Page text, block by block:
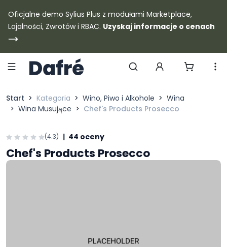
Dafre
Oficjalne demo Sylius Plus z modułami Marketplace,
Lojalności, Zwrotów i RBAC. Uzyskaj informacje o cenach
Start
Kategoria Wino, Piwo i Alkohole
Wina
Wina Musujące
Chef's Products Prosecco
(4.3) | 44 oceny
Chef's Products Prosecco